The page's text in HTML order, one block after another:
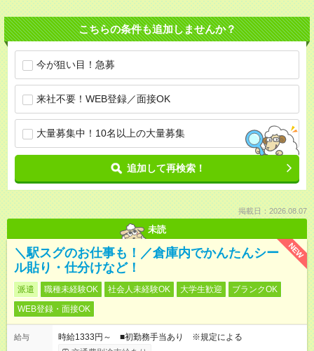
こちらの条件も追加しませんか？
今が狙い目！急募
来社不要！WEB登録／面接OK
大量募集中！10名以上の大量募集
追加して再検索！
掲載日：2026.08.07
未読
NEW
＼駅スグのお仕事も！／倉庫内でかんたんシー
ル貼り・仕分けなど！
派遣 職種未経験OK 社会人未経験OK 大学生歓迎
ブランクOK
WEB登録・面接OK
給与
時給1333円～ ■初勤務手当あり ※規定による